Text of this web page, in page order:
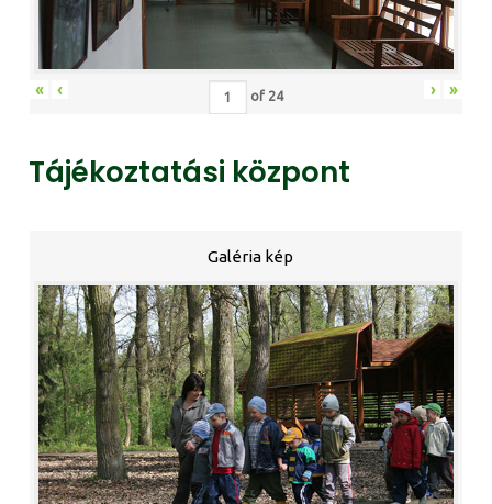
« ‹ of 24 › »
Tájékoztatási központ
Galéria kép